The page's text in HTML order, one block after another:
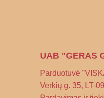
UAB "GERAS
Parduotuvė
Verkių g. 35, LT-